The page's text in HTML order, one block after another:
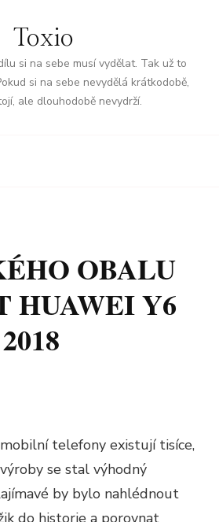
Toxio
si na sebe musí vydělat. Tak už to
si na sebe nevydělá krátkodobě,
ale dlouhodobě nevydrží.
OBALU
HUAWEI Y6
telefony existují tisíce,
se stal výhodný
by bylo nahlédnout
do historie a porovnat